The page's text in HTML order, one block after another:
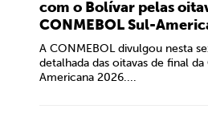
com o Bolívar pelas
CONMEBOL Sul-
A CONMEBOL divulgou nesta
detalhada das oitavas de final
Americana 2026....